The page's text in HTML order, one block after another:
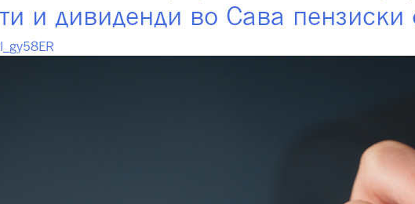
и дивиденди во Сава пензиски